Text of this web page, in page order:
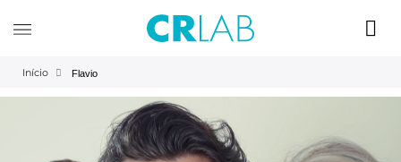
Início Flavio